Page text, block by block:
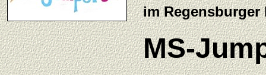
im Regensburger
MS-